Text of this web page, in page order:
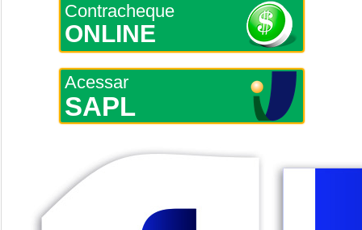
Contracheque
ONLINE
Acessar
SAPL